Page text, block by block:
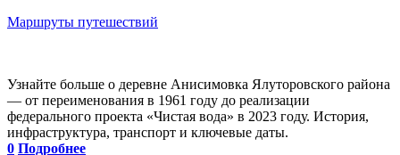
Маршруты путешествий
Узнайте больше о деревне Анисимовка Ялуторовского района
— от переименования в 1961 году до реализации
федерального проекта «Чистая вода» в 2023 году. История,
инфраструктура, транспорт и ключевые даты.
0 Подробнее